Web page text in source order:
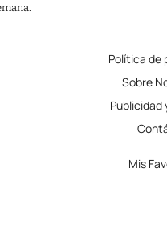
Política de
Sobre
Publicidad
Mis